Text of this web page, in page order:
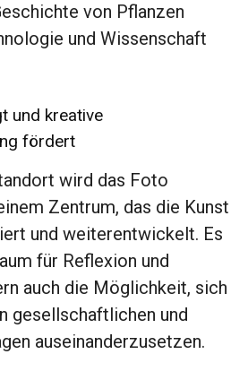
von Pflanzen
und Wissenschaft
und kreative
fördert
wird das Foto
Zentrum, das die Kunst
und weiterentwickelt. Es
für Reflexion und
auch die Möglichkeit, sich
gesellschaftlichen und
auseinanderzusetzen.